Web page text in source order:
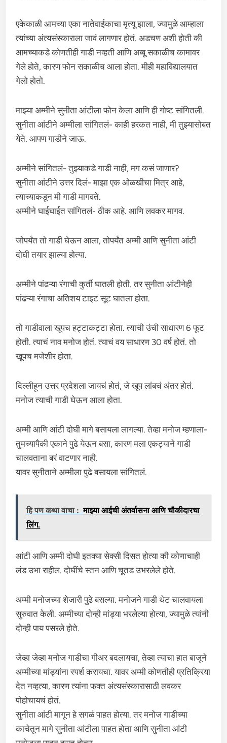
एकेकाळी आमच्या एका नातेवाईकाचा मृत्यू झाला, ज्यामुळे आम्हाला
त्यांच्या अंत्यसंस्काराला जावं लागणार होतं. अडचण अशी होती की
आमच्याकडे कोणतीही गाडी नव्हती आणि अब्बू सकाळीच कामावर
गेले होते, कारण फोन सकाळीच आला होता. मीही महाविद्यालयात
गेलो होतो.
माझ्या अम्मीने सुनीता आंटीला फोन केला आणि ही गोष्ट सांगितली.
सुनीता आंटीने अम्मीला सांगितलं- काही हरकत नाही, मी तुझ्यासोबत
येते. आपण गाडीने जाऊ.
अम्मीने सांगितलं- तुझ्याकडे गाडी नाही, मग कसं जाणार?
सुनीता आंटीने उत्तर दिलं- माझा एक ओळखीचा मित्र आहे,
त्याच्याकडून मी गाडी मागवते.
अम्मीने घाईघाईत सांगितलं- ठीक आहे. आणि लवकर मागव.
जोपर्यंत तो गाडी घेऊन आला, तोपर्यंत अम्मी आणि सुनीता आंटी
दोघी तयार झाल्या होत्या.
अम्मीने पांढऱ्या रंगाची कुर्ती घातली होती. तर सुनीता आंटीनेही
पांढऱ्या रंगाचा अतिशय टाइट सूट घातला होता.
तो गाडीवाला खूपच हट्टाकट्टा होता. त्याची उंची साधारण 6 फूट
होती. त्याचं नाव मनोज होतं. त्याचं वय साधारण 30 वर्ष होतं. तो
खूपच मजेशीर होता.
दिल्लीहून उत्तर प्रदेशला जायचं होतं, जे खूप लांबचं अंतर होतं.
मनोज त्याची गाडी घेऊन आला होता.
अम्मी आणि आंटी दोघी मागे बसायला लागल्या. तेव्हा मनोज म्हणाला-
तुमच्यापैकी एकाने पुढे येऊन बसा, कारण मला एकट्याने गाडी
चालवताना बरं वाटणार नाही.
यावर सुनीताने अम्मीला पुढे बसायला सांगितलं.
हि पण कथा वाचा : माझ्या आईची अंतर्वासना आणि चौकीदारचा
लिंग.
आंटी आणि अम्मी दोघी इतक्या सेक्सी दिसत होत्या की कोणाचाही
लंड उभा राहील. दोघींचे स्तन आणि चूतड उभरलेले होते.
अम्मी मनोजच्या शेजारी पुढे बसल्या. मनोजने गाडी थेट चालवायला
सुरुवात केली. अम्मीच्या दोन्ही मांड्या भरलेल्या होत्या, ज्यामुळे त्यांनी
दोन्ही पाय पसरले होते.
जेव्हा जेव्हा मनोज गाडीचा गीअर बदलायचा, तेव्हा त्याचा हात बाजूने
अम्मीच्या मांड्यांना स्पर्श करायचा. यावर अम्मी कोणतीही प्रतिक्रिया
देत नव्हत्या, कारण त्यांना फक्त अंत्यसंस्कारासाठी लवकर
पोहोचायचं होतं.
सुनीता आंटी मागून हे सगळं पाहत होत्या. तर मनोज गाडीच्या
काचेतून मागे सुनीता आंटीला पाहत होता आणि सुनीता आंटी